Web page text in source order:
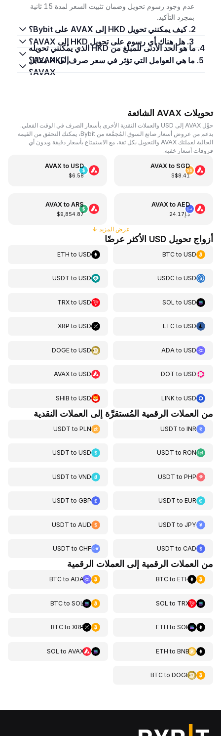
عدم وجود رسوم تحويل وضمان تثبيت السعر لمدة 15 ثانية
بمجرد التأكيد.
2. كيف يمكنني تحويل HKD إلى AVAX على Bybit؟
3. هل هناك أي رسوم على تحويل HKD إلى AVAX؟
4. ما هو الحد الأدنى للمبلغ من HKD الذي يمكنني تحويله
إلى AVAX؟
5. ما هي العوامل التي تؤثر في سعر صرف HKD مقابل
AVAX؟
تحويلات AVAX الشائعة
حوِّل AVAX إلى USD والعملات النقدية الأخرى بأسعار الصرف في الوقت الفعلي.
بدعم من عروض أسعار صانع السوق المُجمَّعة من Bybit، يمكنك التحقق من القيمة
الحالية لعملتك AVAX والتحويل بكل ثقة، مع الاستمتاع بأسعار دقيقة وبدون أي
فروقات أسعار خفية.
AVAX to SGD
S$8.41
AVAX to USD
$6.58
AVAX toAED
د.إ24.17
AVAX toARS
$9,854.87
عرض المزيد ↓
أزواج تحويل USD الأكثر عرضًا
BTCtoUSD
ETH toUSD
USDCtoUSD
USDT toUSD
SOL toUSD
TRXtoUSD
LTCtoUSD
XRP toUSD
ADA toUSD
DOGEtoUSD
DOT toUSD
AVAXtoUSD
LINKtoUSD
SHIB toUSD
من العملات الرقمية المُستقرَّة إلى العملات النقدية
USDT toINR
USDT toPLN
USDT toRON
USDT toUSD
USDT toPHP
USDT toVND
USDT toEUR
USDT toGBP
USDT toJPY
USDT to AUD
USDT toCAD
USDT toCHF
من العملات الرقمية إلى العملات الرقمية
BTCtoETH
BTCtoADA
SOL to TRX
BTCtoSOL
ETH toSOL
BTCtoXRP
ETH toBNB
SOL toAVAX
BTCtoDOGE